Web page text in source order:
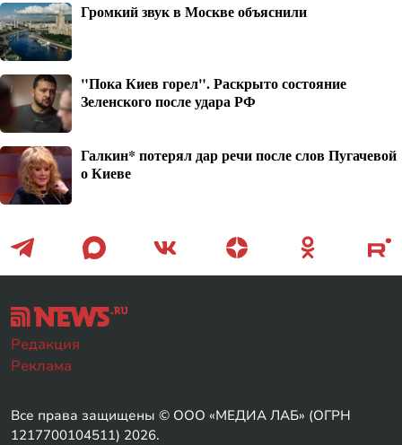
Громкий звук в Москве объяснили
"Пока Киев горел". Раскрыто состояние
Зеленского после удара РФ
Галкин* потерял дар речи после слов Пугачевой
о Киеве
Редакция
Реклама
Все права защищены © ООО «МЕДИА ЛАБ» (ОГРН
1217700104511) 2026.